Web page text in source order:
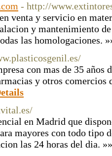
- http://
venta y servicio en
y mantenimiento
las homologaciones.
con mas de 35 años
y otros comercios
en Madrid que
mayores con todo tipo
las 24 horas del dia.